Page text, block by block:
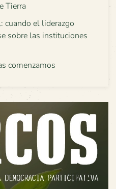
Tierra
cuando el liderazgo
sobre las instituciones
comenzamos